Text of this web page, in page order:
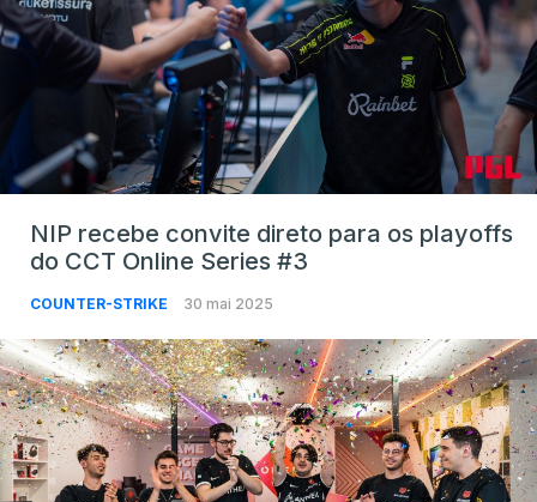
NIP recebe convite direto para os playoffs
do CCT Online Series #3
COUNTER-STRIKE 30 mai 2025